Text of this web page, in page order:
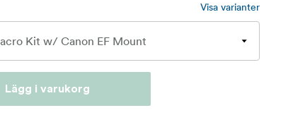
Visa varianter
Lägg i varukorg